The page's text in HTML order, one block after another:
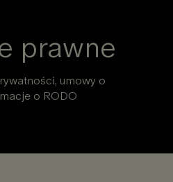
prawne
umowy o
o RODO